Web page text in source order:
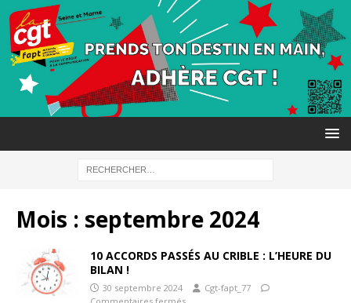
Mois : septembre 2024
10 ACCORDS PASSÉS AU CRIBLE : L’HEURE DU
BILAN !
30 septembre 2024
Cgt-fapt_77